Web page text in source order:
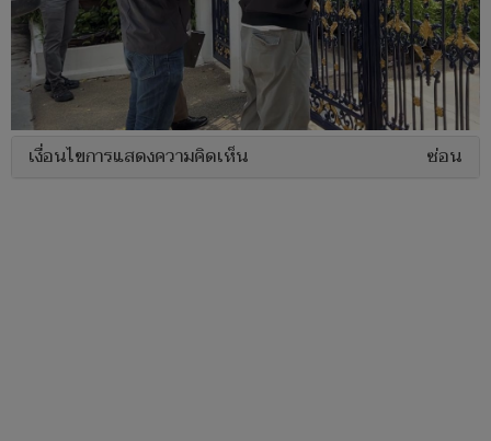
เงื่อนไขการแสดงความคิดเห็น ซ่อน